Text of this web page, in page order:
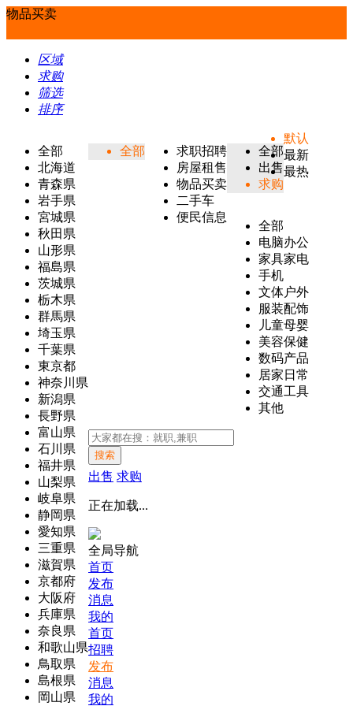
物品买卖
区域
求购
筛选
排序
全部
北海道
青森県
岩手県
宮城県
秋田県
山形県
福島県
茨城県
栃木県
群馬県
埼玉県
千葉県
東京都
神奈川県
新潟県
長野県
富山県
石川県
福井県
山梨県
岐阜県
静岡県
愛知県
三重県
滋賀県
京都府
大阪府
兵庫県
奈良県
和歌山県
鳥取県
島根県
岡山県
全部
求职招聘
房屋租售
物品买卖
二手车
便民信息
全部
出售
求购
全部
电脑办公
家具家电
手机
文体户外
服装配饰
儿童母婴
美容保健
数码产品
居家日常
交通工具
其他
默认
最新
最热
搜索
出售 求购
正在加载...
全局导航
首页
发布
消息
我的
首页
招聘
发布
消息
我的